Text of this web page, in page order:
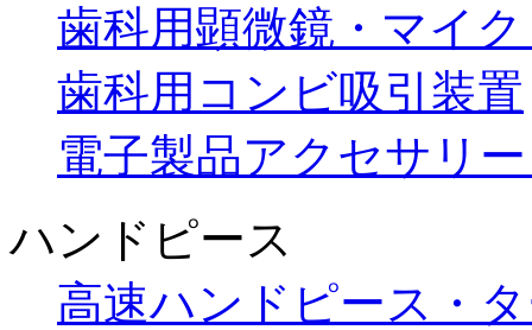
歯科用顕微鏡・マイ
歯科用コンビ吸引装置
電子製品アクセサリ
ハンドピース
高速ハンドピース・